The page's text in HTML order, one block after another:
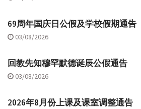
69周年国庆日公假及学校假期通告
03/08/2026
回教先知穆罕默德诞辰公假通告
03/08/2026
2026年8月份上课及课室调整通告